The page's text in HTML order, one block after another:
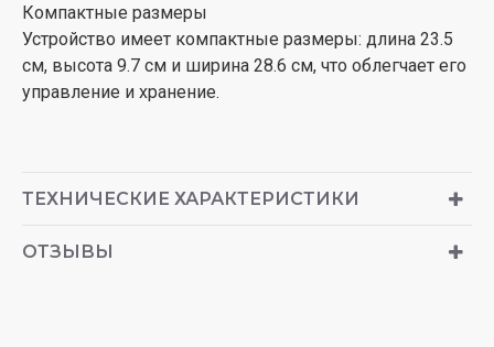
Компактные размеры
Устройство имеет компактные размеры: длина 23.5
см, высота 9.7 см и ширина 28.6 см, что облегчает его
управление и хранение.
ТЕХНИЧЕСКИЕ ХАРАКТЕРИСТИКИ
ОТЗЫВЫ